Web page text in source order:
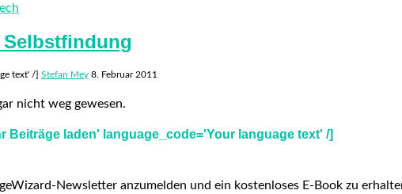
Selbstfindung
text' /] Stefan Mey 8. Februar 2011
nicht weg gewesen.
Beiträge laden' language_code='Your language text' /]
Newsletter anzumelden und ein kostenloses E-Book zu